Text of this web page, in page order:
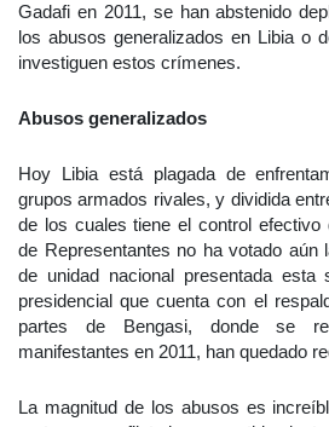
Gadafi en 2011, se han abstenido
los abusos generalizados en Libia o
investiguen estos crímenes.
Abusos generalizados
Hoy Libia está plagada de
grupos armados rivales, y dividida
de los cuales tiene el control efectivo
de Representantes no ha votado aún
de unidad nacional presentada esta
presidencial que cuenta con el
partes de Bengasi, donde se
manifestantes en 2011, han quedado
La magnitud de los abusos es